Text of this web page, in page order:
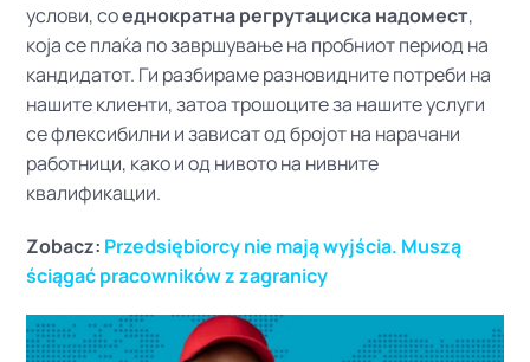
услови, соеднократна регрутациска надомест,
која се плаќа по завршување на пробниот период на
кандидатот. Ги разбираме разновидните потреби на
нашите клиенти, затоа трошоците за нашите услуги
се флексибилни и зависат од бројот на нарачани
работници, како и од нивото на нивните
квалификации.
Zobacz: Przedsiębiorcy nie mają wyjścia. Muszą
ściągać pracowników z zagranicy